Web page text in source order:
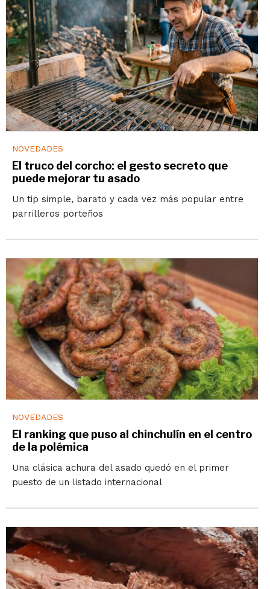
NOVEDADES
El truco del corcho: el gesto secreto que
puede mejorar tu asado
Un tip simple, barato y cada vez más popular entre
parrilleros porteños
NOVEDADES
El ranking que puso al chinchulín en el centro
de la polémica
Una clásica achura del asado quedó en el primer
puesto de un listado internacional